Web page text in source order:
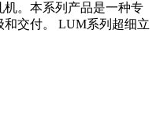
。本系列产品是一种专
交付。 LUM系列超细立